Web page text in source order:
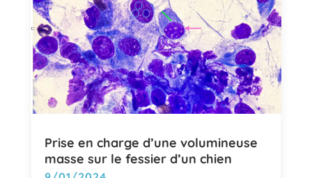
Prise en charge d’une volumineuse
masse sur le fessier d’un chien